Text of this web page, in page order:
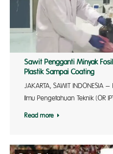
Sawit Pengganti Minyak
Plastik Sampai Coating
JAKARTA, SAWIT INDONESIA
Ilmu Pengetahuan Teknik (OR
Read more